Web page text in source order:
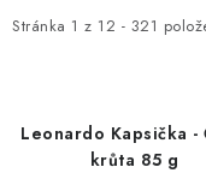
i
r
Stránka 1 z 12 - 321
e
p
Leonardo Kapsička -
krůta 85 g